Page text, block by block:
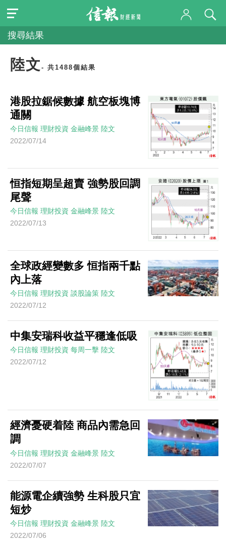
搜尋結果
陸文 - 共1488個結果
港股拉鋸候數據 航空板塊博
通關
今日信報 理財投資 金融峰景 陸文
2022/07/14
恒指短期呈超賣 強勢股回調
尾聲
今日信報 理財投資 金融峰景 陸文
2022/07/13
全球政經變數多 恒指兩千點
內上落
今日信報 理財投資 談股論策 陸文
2022/07/12
中集安瑞科收益平穩逢低吸
今日信報 理財投資 每周一擊 陸文
2022/07/12
經濟憂硬着陸 商品內需急回
調
今日信報 理財投資 金融峰景 陸文
2022/07/07
能源電企續強勢 生科股只宜
短炒
今日信報 理財投資 金融峰景 陸文
2022/07/06